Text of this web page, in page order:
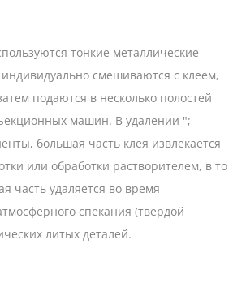
тонкие металлические
смешиваются с клеем,
подаются в несколько полостей
машин. В удалении ";
большая часть клея извлекается
или обработки растворителем, в то
часть удаляется во время
спекания (твердой
литых деталей.